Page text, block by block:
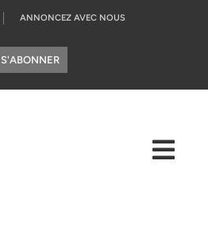
ANNONCEZ AVEC NOUS
S'ABONNER